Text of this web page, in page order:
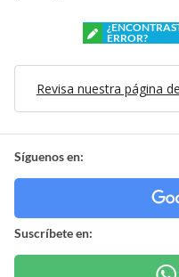
ERROR?
Revisa nuestra página
Síguenos en:
Suscríbete en: